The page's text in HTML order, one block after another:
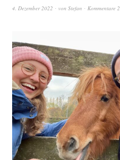
4. Dezember 2022 von Stefan Kommentare 2